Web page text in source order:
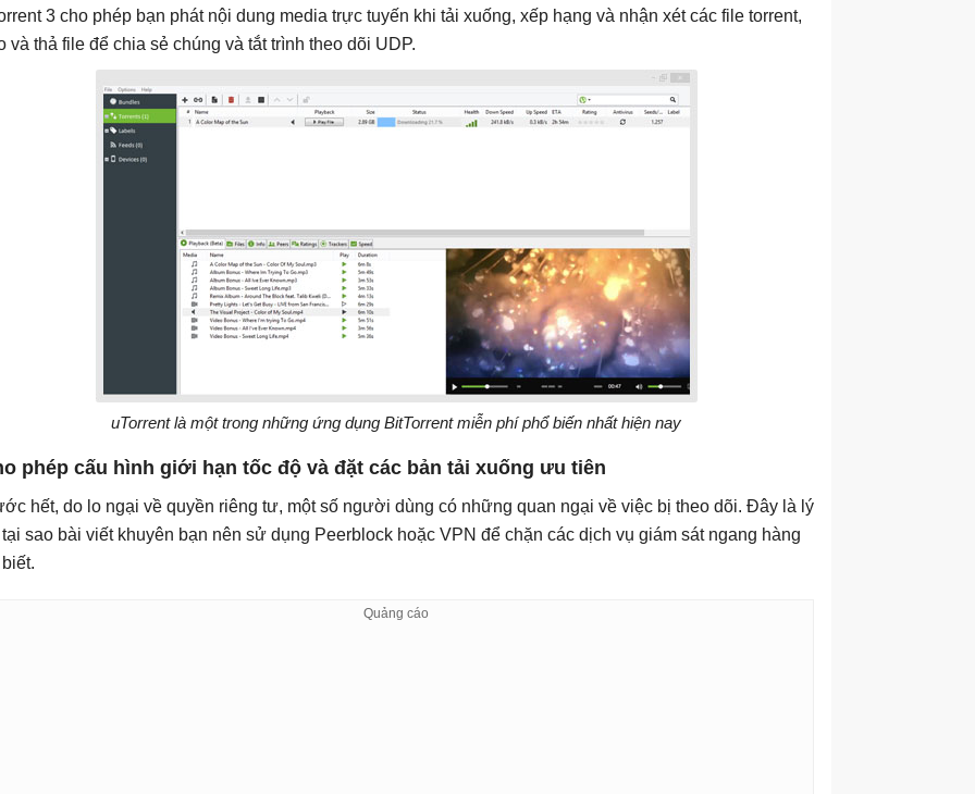
3 cho phép bạn phát nội dung media trực tuyến khi tải xuống, xếp hạng và nhận xét các file torrent,
và thả file để chia sẻ chúng và tắt trình theo dõi UDP.
uTorrent là một trong những ứng dụng BitTorrent miễn phí phổ biến nhất hiện nay
phép cấu hình giới hạn tốc độ và đặt các bản tải xuống ưu tiên
hết, do lo ngại về quyền riêng tư, một số người dùng có những quan ngại về việc bị theo dõi. Đây là lý
sao bài viết khuyên bạn nên sử dụng Peerblock hoặc VPN để chặn các dịch vụ giám sát ngang hàng